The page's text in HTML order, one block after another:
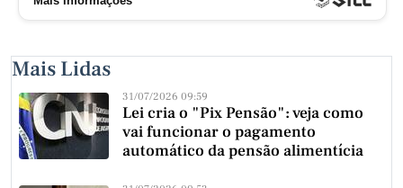
Mais Lidas
31/07/2026 09:59
Lei cria o "Pix Pensão": veja como
vai funcionar o pagamento
automático da pensão alimentícia